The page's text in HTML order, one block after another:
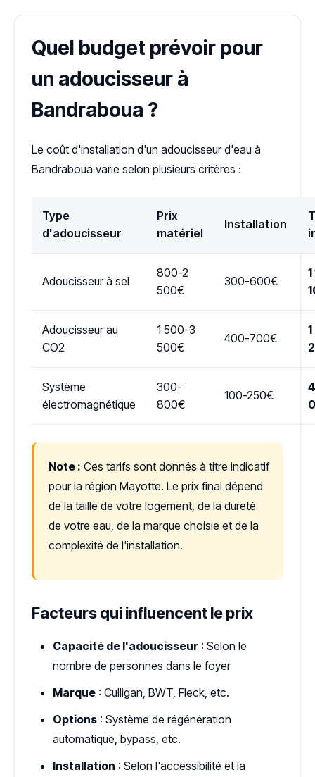
Quel budget prévoir pour
un adoucisseur à
Bandraboua ?
Le coût d'installation d'un adoucisseur d'eau à
Bandraboua varie selon plusieurs critères :
Type
d'adoucisseur
Prix
matériel
Installation
Adoucisseur à sel
800-2
500€
300-600€
Adoucisseur au
CO2
1 500-3
500€
400-700€
Système
électromagnétique
300-
800€
100-250€
Note : Ces tarifs sont donnés à titre indicatif
pour la région Mayotte. Le prix final dépend
de la taille de votre logement, de la dureté
de votre eau, de la marque choisie et de la
complexité de l'installation.
Facteurs qui influencent le prix
Capacité de l'adoucisseur : Selon le
nombre de personnes dans le foyer
Marque : Culligan, BWT, Fleck, etc.
Options : Système de régénération
automatique, bypass, etc.
Installation : Selon l'accessibilité et la